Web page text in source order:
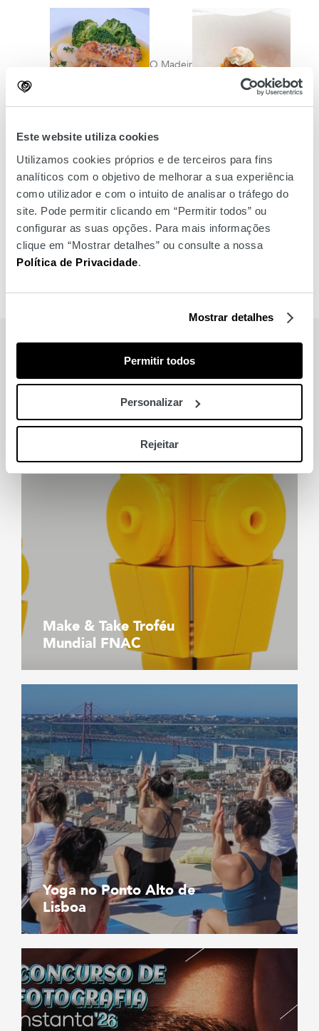
Este website utiliza cookies
Utilizamos cookies próprios e de terceiros para fins
analíticos com o objetivo de melhorar a sua experiência
como utilizador e com o intuito de analisar o tráfego do
site. Pode permitir clicando em “Permitir todos” ou
configurar as suas opções. Para mais informações
clique em “Mostrar detalhes” ou consulte a nossa
Política de Privacidade.
Mostrar detalhes
Permitir todos
Personalizar
Rejeitar
O Madeirensa
Sejam quais forem os seus gostos, e seja em que situação
nos visitar -à pressa, com tempo, numalmoço ou num
jantar- vai sempre encontrar um restaurante que vai
combinar na perfeição com o que precisa. Descubranovos
saborese deixe-se surpreender com os restaurantes do
Amoreiras.
Relacionados
Make & Take Troféu
Mundial FNAC
Yoga no Ponto Alto de
Lisboa